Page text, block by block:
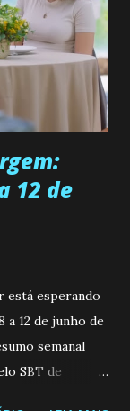
alegre, é
e
amiga. Pode ser
fazer algo.
por eng...
12 de
está esperando
a 12 de junho de
semanal
SBT de